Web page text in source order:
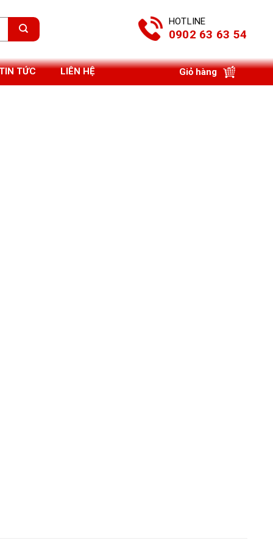
HOTLINE
0902 63 63 54
TỨC LIÊN HỆ Giỏ hàng